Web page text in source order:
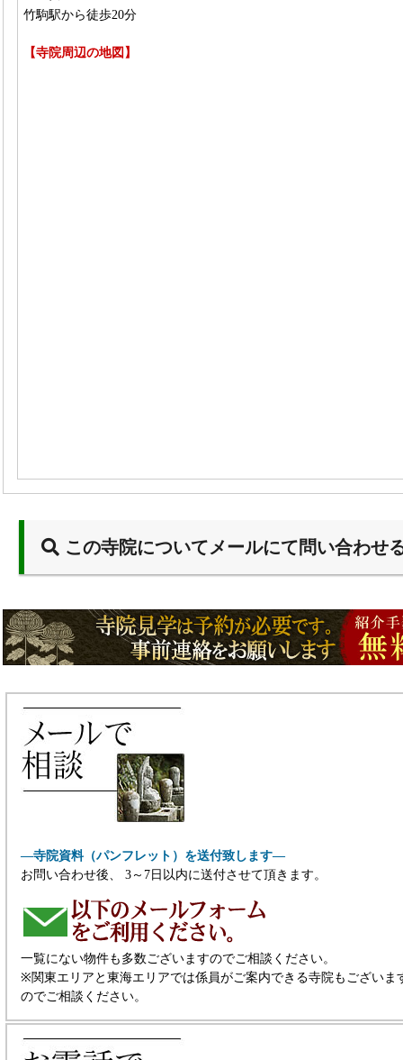
竹駒駅から徒歩20分
【寺院周辺の地図】
この寺院についてメールにて問い合わせ
―寺院資料（パンフレット）を送付致します―
お問い合わせ後、 3～7日以内に送付させて頂きます。
一覧にない物件も多数ございますのでご相談ください。
※関東エリアと東海エリアでは係員がご案内できる寺院もございま
のでご相談ください。